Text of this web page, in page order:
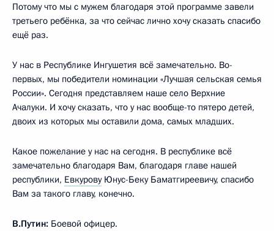
Потому что мы с мужем благодаря этой программе завели
третьего ребёнка, за что сейчас лично хочу сказать спасибо
ещё раз.
У нас в Республике Ингушетия всё замечательно. Во-
первых, мы победители номинации «Лучшая сельская семья
России». Сегодня представляем наше село Верхние
Ачалуки. И хочу сказать, что у нас вообще-то пятеро детей,
двоих из которых мы оставили дома, самых младших.
Какое пожелание у нас на сегодня. В республике всё
замечательно благодаря Вам, благодаря главе нашей
республики, ЕвкуровуЮнус-Беку Баматгиреевичу, спасибо
Вам за такого главу, конечно.
В.Путин: Боевой офицер.